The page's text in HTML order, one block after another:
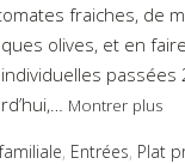
fraiches, de
olives, et en
Montrer plus
, Entrées, Plat